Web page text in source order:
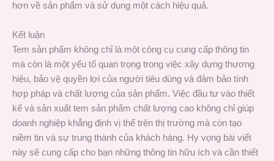
hơn về sản phẩm và sử dụng một cách hiệu quả.
Kết luận
Tem sản phẩm không chỉ là một công cụ cung cấp thông tin
mà còn là một yếu tố quan trọng trong việc xây dựng thương
hiệu, bảo vệ quyền lợi của người tiêu dùng và đảm bảo tính
hợp pháp và chất lượng của sản phẩm. Việc đầu tư vào thiết
kế và sản xuất tem sản phẩm chất lượng cao không chỉ giúp
doanh nghiệp khẳng định vị thế trên thị trường mà còn tạo
niềm tin và sự trung thành của khách hàng. Hy vọng bài viết
này sẽ cung cấp cho bạn những thông tin hữu ích và cần thiết